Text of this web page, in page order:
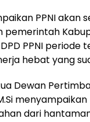
PPNI akan
PPNI periode
hebat yang
Dewan
M.Si
dari